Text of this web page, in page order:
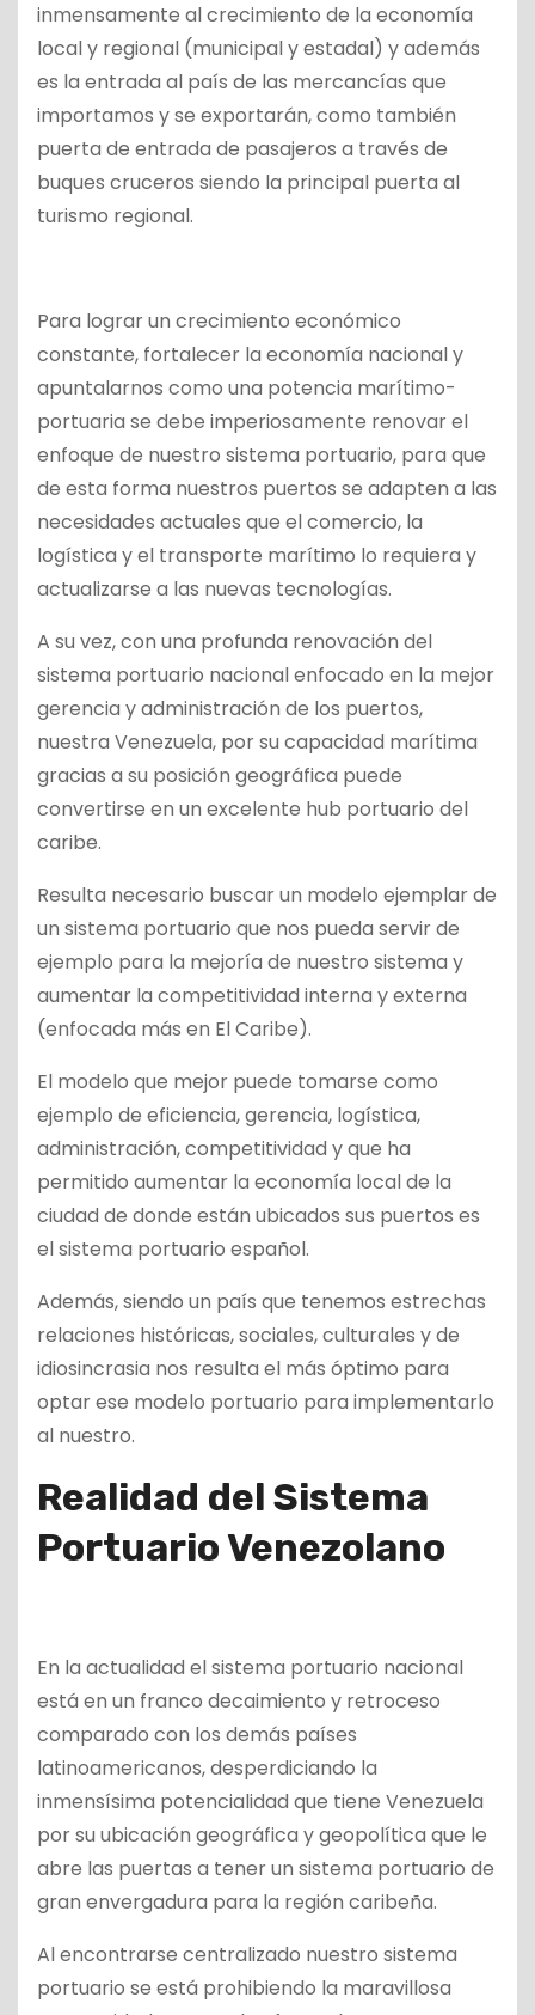
inmensamente al crecimiento de la economía
local y regional (municipal y estadal) y además
es la entrada al país de las mercancías que
importamos y se exportarán, como también
puerta de entrada de pasajeros a través de
buques cruceros siendo la principal puerta al
turismo regional.
Para lograr un crecimiento económico
constante, fortalecer la economía nacional y
apuntalarnos como una potencia marítimo-
portuaria se debe imperiosamente renovar el
enfoque de nuestro sistema portuario, para que
de esta forma nuestros puertos se adapten a las
necesidades actuales que el comercio, la
logística y el transporte marítimo lo requiera y
actualizarse a las nuevas tecnologías.
A su vez, con una profunda renovación del
sistema portuario nacional enfocado en la mejor
gerencia y administración de los puertos,
nuestra Venezuela, por su capacidad marítima
gracias a su posición geográfica puede
convertirse en un excelente hub portuario del
caribe.
Resulta necesario buscar un modelo ejemplar de
un sistema portuario que nos pueda servir de
ejemplo para la mejoría de nuestro sistema y
aumentar la competitividad interna y externa
(enfocada más en El Caribe).
El modelo que mejor puede tomarse como
ejemplo de eficiencia, gerencia, logística,
administración, competitividad y que ha
permitido aumentar la economía local de la
ciudad de donde están ubicados sus puertos es
el sistema portuario español.
Además, siendo un país que tenemos estrechas
relaciones históricas, sociales, culturales y de
idiosincrasia nos resulta el más óptimo para
optar ese modelo portuario para implementarlo
al nuestro.
Realidad del Sistema
Portuario Venezolano
En la actualidad el sistema portuario nacional
está en un franco decaimiento y retroceso
comparado con los demás países
latinoamericanos, desperdiciando la
inmensísima potencialidad que tiene Venezuela
por su ubicación geográfica y geopolítica que le
abre las puertas a tener un sistema portuario de
gran envergadura para la región caribeña.
Al encontrarse centralizado nuestro sistema
portuario se está prohibiendo la maravillosa